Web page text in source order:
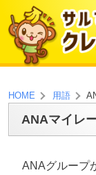
HOME 用語
ANAマイレ
ANAグループ